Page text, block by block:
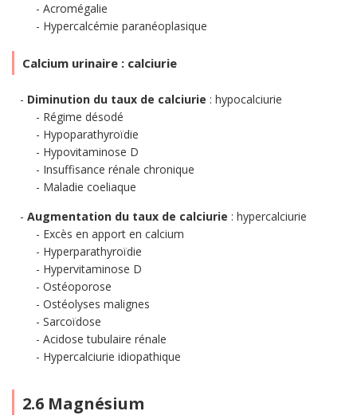
Acromégalie
Hypercalcémie paranéoplasique
Calcium urinaire : calciurie
Diminution du taux de calciurie : hypocalciurie
Régime désodé
Hypoparathyroïdie
Hypovitaminose D
Insuffisance rénale chronique
Maladie coeliaque
Augmentation du taux de calciurie : hypercalciurie
Excès en apport en calcium
Hyperparathyroïdie
Hypervitaminose D
Ostéoporose
Ostéolyses malignes
Sarcoïdose
Acidose tubulaire rénale
Hypercalciurie idiopathique
2.6 Magnésium